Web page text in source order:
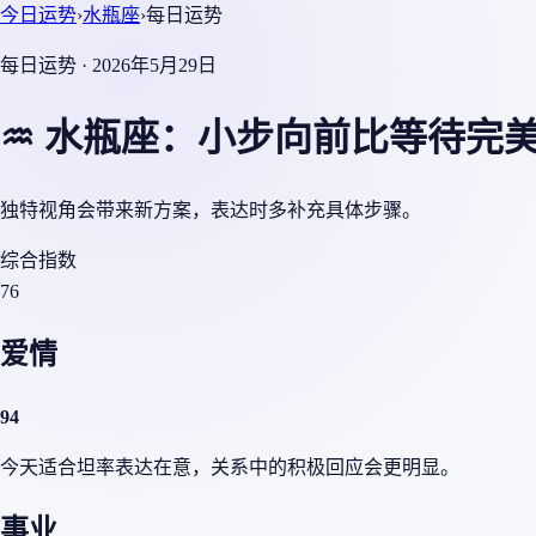
今日运势›水瓶座›每日运势
每日运势 · 2026年5月29日
♒ 水瓶座：小步向前比等待完
独特视角会带来新方案，表达时多补充具体步骤。
综合指数
76
爱情
94
今天适合坦率表达在意，关系中的积极回应会更明显。
事业